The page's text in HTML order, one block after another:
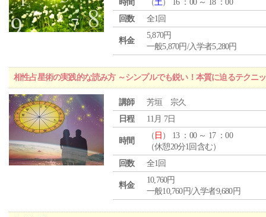
時間 （土） 16 ：00 ～ 18 ：00
回数
全1回
料金
5,870円
一般5,870円/入学者5,280円
相性占星術の実践的な読み方 ～シンプルでも鋭い！本質に迫るテクニ
講師
芳垣 宗久
日程
11月 7日
時間
（ 日 ） 13 ：00 ～ 17 ：00
（休憩20分1回含む）
回数
全1回
料金
10,760円
一般10,760円/入学者9,680円